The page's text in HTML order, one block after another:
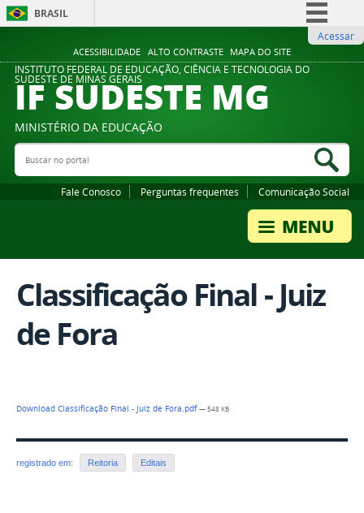
ACESSIBILIDADE ALTO CONTRASTE MAPA DO SITE
BRASIL
Comunica BR
Participe
Legislação
Acessar
INSTITUTO FEDERAL DE EDUCAÇÃO, CIÊNCIA E TECNOLOGIA DO
SUDESTE DE MINAS GERAIS
IF SUDESTE MG
MINISTÉRIO DA EDUCAÇÃO
Buscar no portal
Fale Conosco Perguntas frequentes Comunicação Social
Classificação Final - Juiz
de Fora
Download Classificação Final - Juiz de Fora.pdf— 548 KB
registrado em: Reitoria Editais